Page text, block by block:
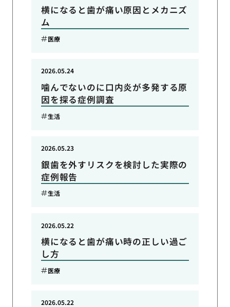
横になると歯が痛い原因とメカニズ
ム
医療
噛んでないのに口内炎が多発する原
因を探る症例調査
2026.05.24
生活
銀歯を外すリスクを検討した実際の
症例報告
2026.05.23
生活
横になると歯が痛い時の正しい過ご
し方
2026.05.22
医療
2026.05.22